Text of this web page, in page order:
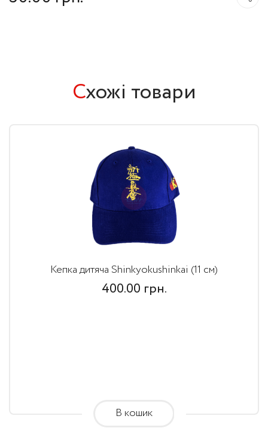
Схожі товари
Кепка дитяча Shinkyokushinkai (11 см)
400.00 грн.
В кошик